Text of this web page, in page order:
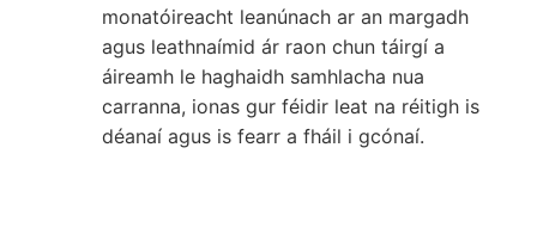
monatóireacht leanúnach ar an margadh
agus leathnaímid ár raon chun táirgí a
áireamh le haghaidh samhlacha nua
carranna, ionas gur féidir leat na réitigh is
déanaí agus is fearr a fháil i gcónaí.